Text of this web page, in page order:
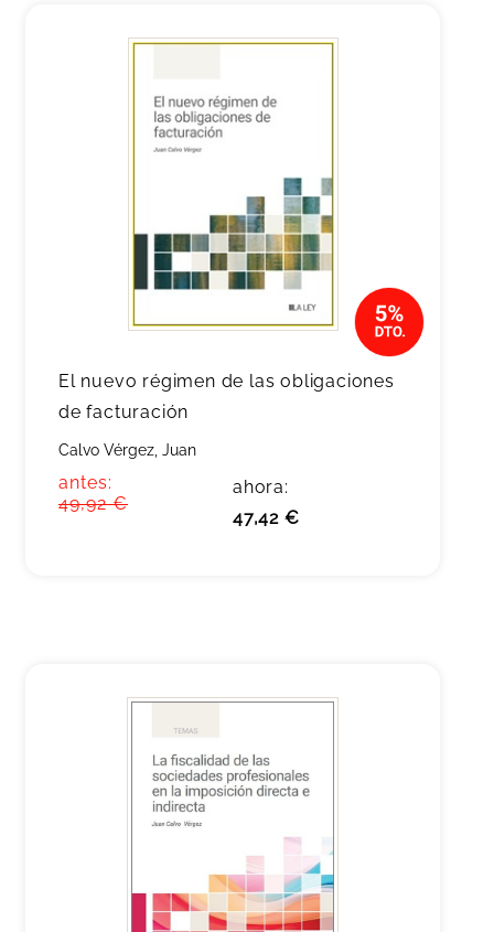
El nuevo régimen de las obligaciones
de facturación
Calvo Vérgez, Juan
antes:
49,92 €
ahora:
47,42 €